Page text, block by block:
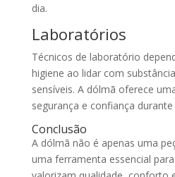
dia.
Laboratórios
Técnicos de laboratório
higiene ao lidar com
sensíveis. A dólmã oferece
segurança e confiança
Conclusão
A dólmã não é apenas uma
uma ferramenta essencial